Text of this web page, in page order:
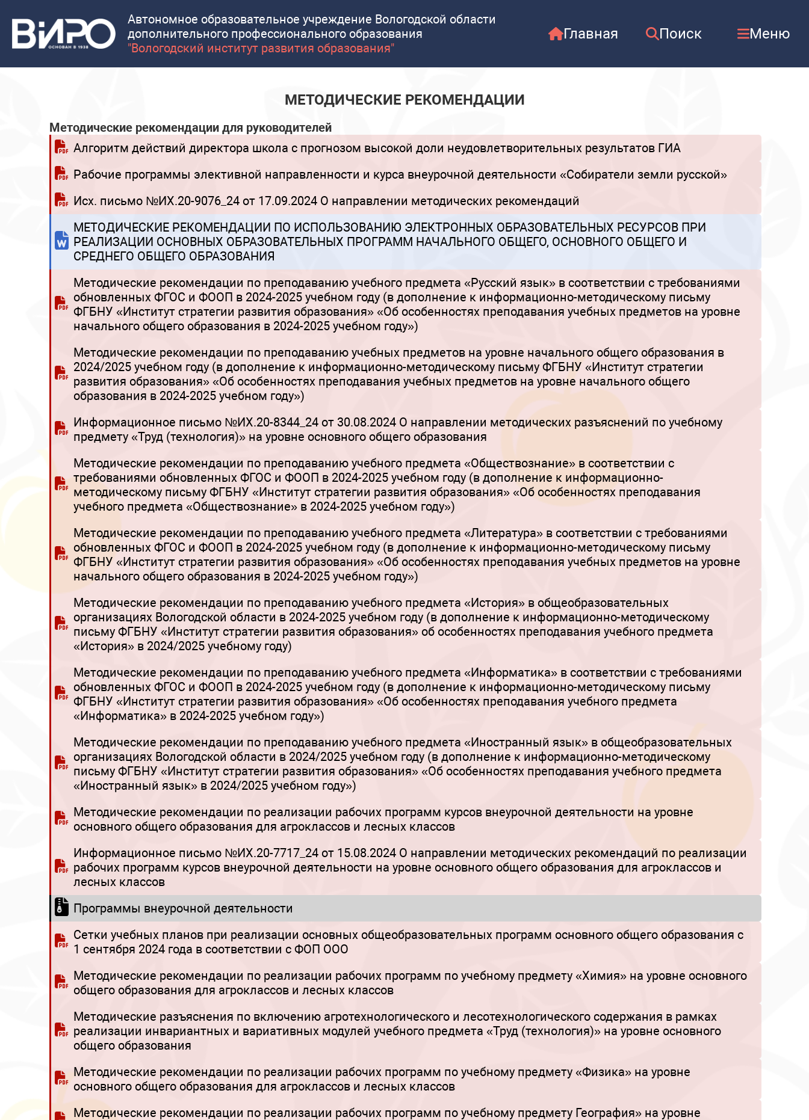
Автономное образовательное учреждение Вологодской области
дополнительного профессионального образования
"Вологодский институт развития образования"
Главная Поиск Меню
МЕТОДИЧЕСКИЕ РЕКОМЕНДАЦИИ
Методические рекомендации для руководителей
Алгоритм действий директора школа с прогнозом высокой доли неудовлетворительных результатов ГИА
Рабочие программы элективной направленности и курса внеурочной деятельности «Собиратели земли русской»
Исх. письмо №ИХ.20-9076_24 от 17.09.2024 О направлении методических рекомендаций
МЕТОДИЧЕСКИЕ РЕКОМЕНДАЦИИ ПО ИСПОЛЬЗОВАНИЮ ЭЛЕКТРОННЫХ ОБРАЗОВАТЕЛЬНЫХ РЕСУРСОВ ПРИ
РЕАЛИЗАЦИИ ОСНОВНЫХ ОБРАЗОВАТЕЛЬНЫХ ПРОГРАММ НАЧАЛЬНОГО ОБЩЕГО, ОСНОВНОГО ОБЩЕГО И
СРЕДНЕГО ОБЩЕГО ОБРАЗОВАНИЯ
Методические рекомендации по преподаванию учебного предмета «Русский язык» в соответствии с требованиями
обновленных ФГОС и ФООП в 2024-2025 учебном году (в дополнение к информационно-методическому письму
ФГБНУ «Институт стратегии развития образования» «Об особенностях преподавания учебных предметов на уровне
начального общего образования в 2024-2025 учебном году»)
Методические рекомендации по преподаванию учебных предметов на уровне начального общего образования в
2024/2025 учебном году (в дополнение к информационно-методическому письму ФГБНУ «Институт стратегии
развития образования» «Об особенностях преподавания учебных предметов на уровне начального общего
образования в 2024-2025 учебном году»)
Информационное письмо №ИХ.20-8344_24 от 30.08.2024 О направлении методических разъяснений по учебному
предмету «Труд (технология)» на уровне основного общего образования
Методические рекомендации по преподаванию учебного предмета «Обществознание» в соответствии с
требованиями обновленных ФГОС и ФООП в 2024-2025 учебном году (в дополнение к информационно-
методическому письму ФГБНУ «Институт стратегии развития образования» «Об особенностях преподавания
учебного предмета «Обществознание» в 2024-2025 учебном году»)
Методические рекомендации по преподаванию учебного предмета «Литература» в соответствии с требованиями
обновленных ФГОС и ФООП в 2024-2025 учебном году (в дополнение к информационно-методическому письму
ФГБНУ «Институт стратегии развития образования» «Об особенностях преподавания учебных предметов на уровне
начального общего образования в 2024-2025 учебном году»)
Методические рекомендации по преподаванию учебного предмета «История» в общеобразовательных
организациях Вологодской области в 2024-2025 учебном году (в дополнение к информационно-методическому
письму ФГБНУ «Институт стратегии развития образования» об особенностях преподавания учебного предмета
«История» в 2024/2025 учебному году)
Методические рекомендации по преподаванию учебного предмета «Информатика» в соответствии с требованиями
обновленных ФГОС и ФООП в 2024-2025 учебном году (в дополнение к информационно-методическому письму
ФГБНУ «Институт стратегии развития образования» «Об особенностях преподавания учебного предмета
«Информатика» в 2024-2025 учебном году»)
Методические рекомендации по преподаванию учебного предмета «Иностранный язык» в общеобразовательных
организациях Вологодской области в 2024/2025 учебном году (в дополнение к информационно-методическому
письму ФГБНУ «Институт стратегии развития образования» «Об особенностях преподавания учебного предмета
«Иностранный язык» в 2024/2025 учебном году»)
Методические рекомендации по реализации рабочих программ курсов внеурочной деятельности на уровне
основного общего образования для агроклассов и лесных классов
Информационное письмо №ИХ.20-7717_24 от 15.08.2024 О направлении методических рекомендаций по реализации
рабочих программ курсов внеурочной деятельности на уровне основного общего образования для агроклассов и
лесных классов
Программы внеурочной деятельности
Сетки учебных планов при реализации основных общеобразовательных программ основного общего образования с
1 сентября 2024 года в соответствии с ФОП ООО
Методические рекомендации по реализации рабочих программ по учебному предмету «Химия» на уровне основного
общего образования для агроклассов и лесных классов
Методические разъяснения по включению агротехнологического и лесотехнологического содержания в рамках
реализации инвариантных и вариативных модулей учебного предмета «Труд (технология)» на уровне основного
общего образования
Методические рекомендации по реализации рабочих программ по учебному предмету «Физика» на уровне
основного общего образования для агроклассов и лесных классов
Методические рекомендации по реализации рабочих программ по учебному предмету География» на уровне